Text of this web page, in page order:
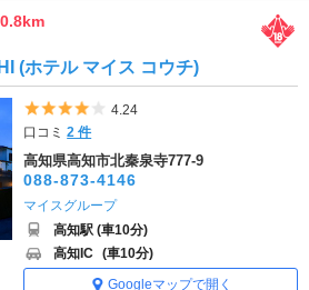
(ホテル マイス コウチ)
5つ星のうち4
4.24
口コミ2 件
高知県高知市北秦泉寺777-9
088-873-4146
マイスグループ
高知駅 (車10分)
高知IC (車10分)
Googleマップで開く